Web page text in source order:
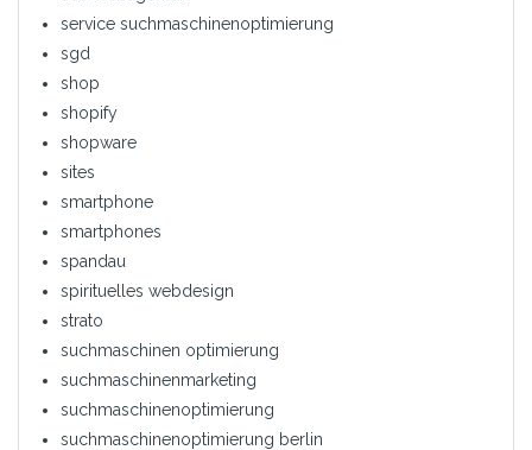
service suchmaschinenoptimierung
sgd
shop
shopify
shopware
sites
smartphone
smartphones
spandau
spirituelles webdesign
strato
suchmaschinen optimierung
suchmaschinenmarketing
suchmaschinenoptimierung
suchmaschinenoptimierung berlin